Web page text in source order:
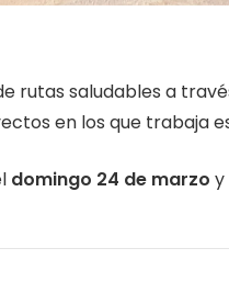
rutas saludables a
en los que trabaja
domingo 24 de marzo